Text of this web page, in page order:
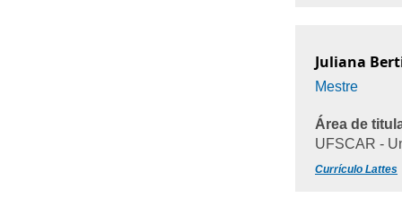
Juliana
Mestre
Área de
UFSCAR -
Currículo Lattes